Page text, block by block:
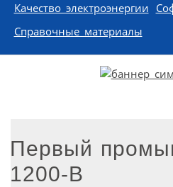
Качество электроэнергии
Справочные материалы
Первый
1200-В